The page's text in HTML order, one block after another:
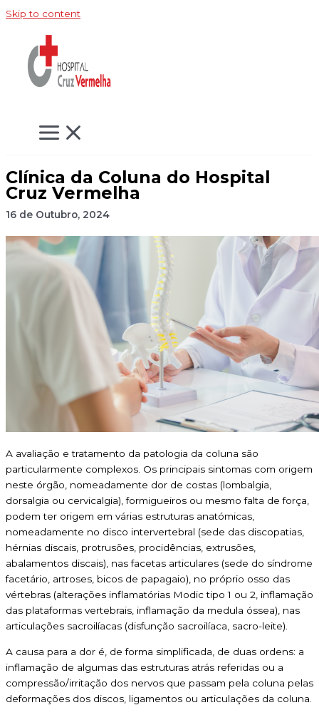
Skip to content
Clínica da Coluna do Hospital
Cruz Vermelha
16 de Outubro, 2024
A avaliação e tratamento da patologia da coluna são
particularmente complexos. Os principais sintomas com origem
neste órgão, nomeadamente dor de costas (lombalgia,
dorsalgia ou cervicalgia), formigueiros ou mesmo falta de força,
podem ter origem em várias estruturas anatómicas,
nomeadamente no disco intervertebral (sede das discopatias,
hérnias discais, protrusões, procidências, extrusões,
abalamentos discais), nas facetas articulares (sede do síndrome
facetário, artroses, bicos de papagaio), no próprio osso das
vértebras (alterações inflamatórias Modic tipo 1 ou 2, inflamação
das plataformas vertebrais, inflamação da medula óssea), nas
articulações sacroilíacas (disfunção sacroilíaca, sacro-leite).
A causa para a dor é, de forma simplificada, de duas ordens: a
inflamação de algumas das estruturas atrás referidas ou a
compressão/irritação dos nervos que passam pela coluna pelas
deformações dos discos, ligamentos ou articulações da coluna.